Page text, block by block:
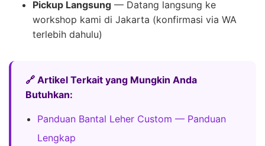
Pickup Langsung — Datang langsung ke
workshop kami di Jakarta (konfirmasi via WA
terlebih dahulu)
🔗 Artikel Terkait yang Mungkin Anda
Butuhkan:
Panduan Bantal Leher Custom — Panduan
Lengkap